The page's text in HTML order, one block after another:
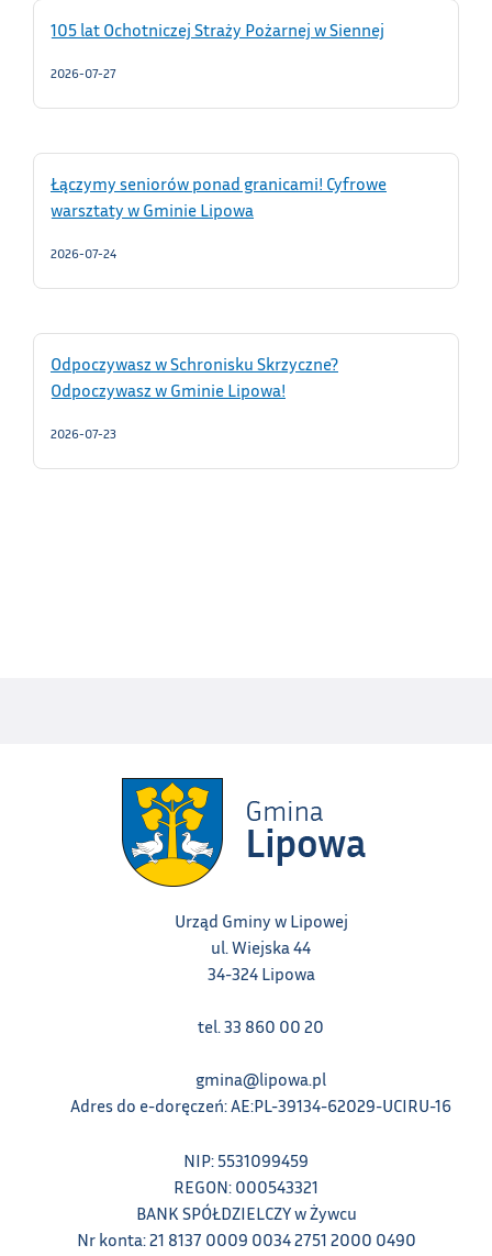
105 lat Ochotniczej Straży Pożarnej w Siennej
2026-07-27
Łączymy seniorów ponad granicami! Cyfrowe
warsztaty w Gminie Lipowa
2026-07-24
Odpoczywasz w Schronisku Skrzyczne?
Odpoczywasz w Gminie Lipowa!
2026-07-23
Urząd Gminy w Lipowej
ul. Wiejska 44
34-324 Lipowa
tel. 33 860 00 20
gmina@lipowa.pl
Adres do e-doręczeń: AE:PL-39134-62029-UCIRU-16
NIP: 5531099459
REGON: 000543321
BANK SPÓŁDZIELCZY w Żywcu
Nr konta: 21 8137 0009 0034 2751 2000 0490